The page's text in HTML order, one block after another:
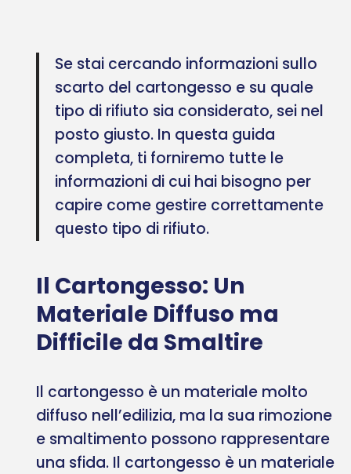
Se stai cercando informazioni sullo
scarto del cartongesso e su quale
tipo di rifiuto sia considerato, sei nel
posto giusto. In questa guida
completa, ti forniremo tutte le
informazioni di cui hai bisogno per
capire come gestire correttamente
questo tipo di rifiuto.
Il Cartongesso: Un
Materiale Diffuso ma
Difficile da Smaltire
Il cartongesso è un materiale molto
diffuso nell’edilizia, ma la sua rimozione
e smaltimento possono rappresentare
una sfida. Il cartongesso è un materiale